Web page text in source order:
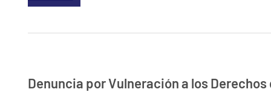
Denuncia por Vulneración a los